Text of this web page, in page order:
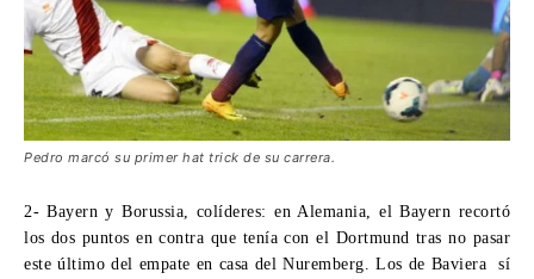
Pedro marcó su primer hat trick de su carrera.
2- Bayern y Borussia, colíderes: en Alemania, el Bayern recortó
los dos puntos en contra que tenía con el Dortmund tras no pasar
este último del empate en casa del Nuremberg. Los de Baviera sí